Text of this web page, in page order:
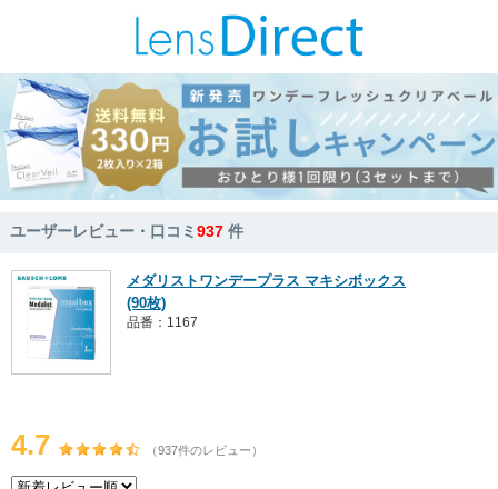
ユーザーレビュー・口コミ937 件
メダリストワンデープラス マキシボックス
(90枚)
品番：1167
4.7 （937件のレビュー）